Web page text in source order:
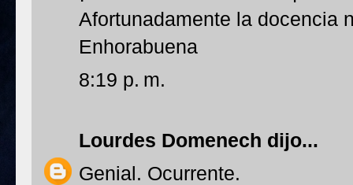
Afortunadamente la docencia
Enhorabuena
8:19 p. m.
Lourdes Domenech dijo...
Genial. Ocurrente.